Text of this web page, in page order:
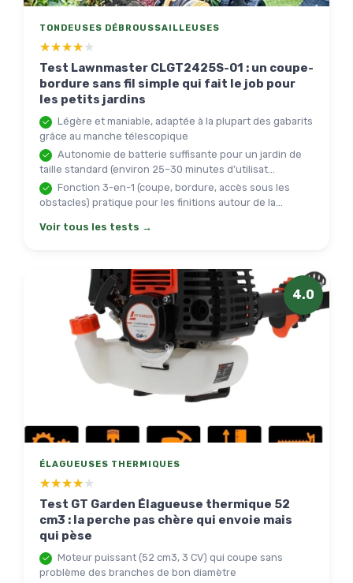
TONDEUSES DÉBROUSSAILLEUSES
★★★★★
★★★★★
Test Lawnmaster CLGT2425S-01 : un coupe-
bordure sans fil simple qui fait le job pour
les petits jardins
Légère et maniable, adaptée à la plupart des gabarits
grâce au manche télescopique
Autonomie de batterie suffisante pour un jardin de
taille standard (environ 25–30 minutes d’utilisat...
Fonction 3-en-1 (coupe, bordure, accès sous les
obstacles) pratique pour les finitions autour de la...
Voir tous les tests →
4.0
ÉLAGUEUSES THERMIQUES
★★★★★
★★★★★
Test GT Garden Élagueuse thermique 52
cm3 : la perche pas chère qui envoie mais
qui pèse
Moteur puissant (52 cm3, 3 CV) qui coupe sans
problème des branches de bon diamètre